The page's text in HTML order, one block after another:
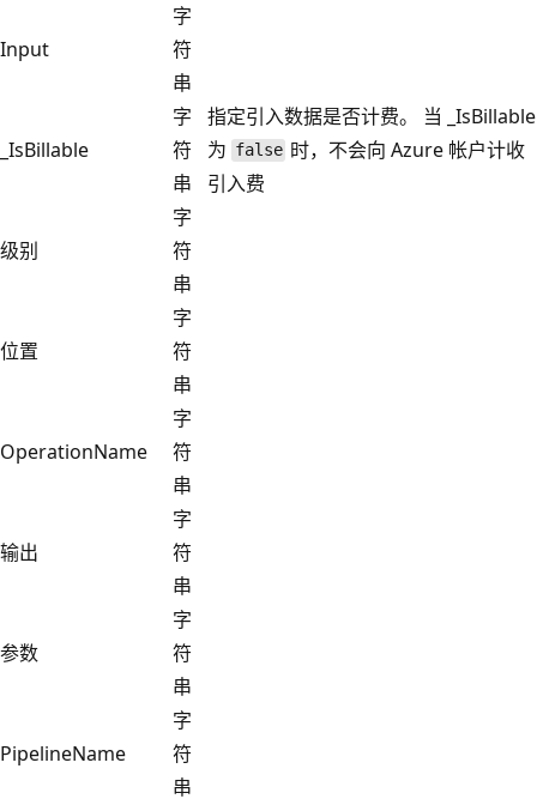
Input
字
符
串
_IsBillable
字
符
串
指定引入数据是否计费。 当 _IsBillable
为 false 时，不会向 Azure 帐户计收
引入费
级别
字
符
串
位置
字
符
串
OperationName
字
符
串
输出
字
符
串
参数
字
符
串
PipelineName
字
符
串